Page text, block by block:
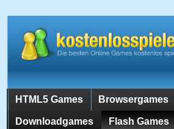
HTML5 Games Browsergames
Downloadgames Flash Games